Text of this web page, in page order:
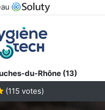
du-Rhône (13)
(115 votes)